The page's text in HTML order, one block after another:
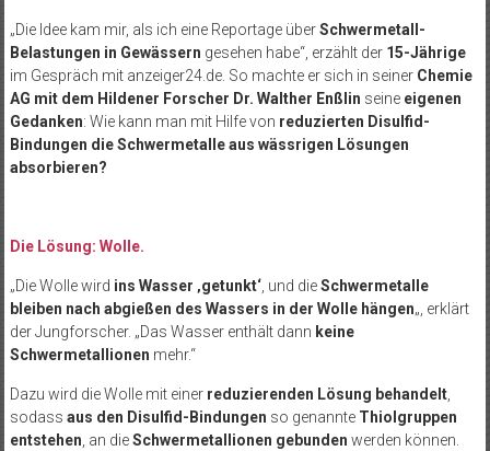
„Die Idee kam mir, als ich eine Reportage überSchwermetall-
Belastungen in Gewässern gesehen habe“, erzählt der 15-Jährige
im Gespräch mit anzeiger24.de. So machte er sich in seiner Chemie
AG mit dem Hildener Forscher Dr. Walther Enßlin seine eigenen
Gedanken: Wie kann man mit Hilfe von reduzierten Disulfid-
Bindungen die Schwermetalle aus wässrigen Lösungen
absorbieren?
Die Lösung: Wolle.
„Die Wolle wird ins Wasser ‚getunkt‘, und dieSchwermetalle
bleiben nach abgießen des Wassers in der Wolle hängen„, erklärt
der Jungforscher. „Das Wasser enthält dann keine
Schwermetallionen mehr.“
Dazu wird die Wolle mit einer reduzierenden Lösung behandelt,
sodass aus den Disulfid-Bindungen so genannteThiolgruppen
entstehen , an dieSchwermetallionen gebunden werden können.